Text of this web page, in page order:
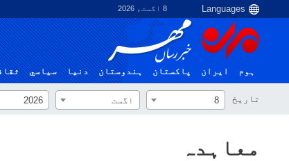
8 اگست، 2026
ہوم ایران پاکستان ہندوستان دنیا سياسي
تاریخ 8 اگست 2026
معاہدہ